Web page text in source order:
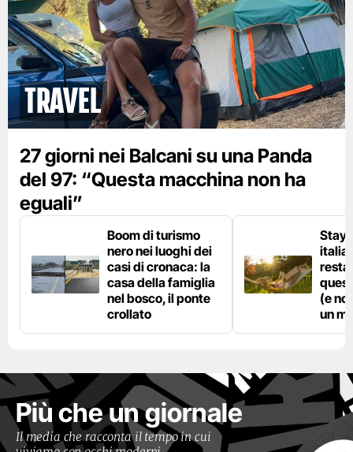
Travel
27 giorni nei Balcani su una Panda
del 97: “Questa macchina non ha
eguali”
Boom di turismo
nero nei luoghi dei
casi di cronaca: la
casa della famiglia
nel bosco, il ponte
crollato
resta
(e
un
Più che un giornale
Il media che racconta il tempo in cui